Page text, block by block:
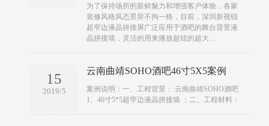
为了保持场所的新鲜魅力和增强客户体验，各家
装修风格风态景异不拘一格，目前，深圳新视锐
超窄边液晶拼接屏广泛应用于酒吧的舞台背景液
晶拼接墙，灵活的用来播放超炫的超大…
15
2019/5
云南曲靖SOHO酒吧46寸5X5案例
​​案例说明：一、工程背景： 云南曲靖SOHO酒吧
1、46寸5*5超窄边液晶拼接墙 ；二、工程材料：